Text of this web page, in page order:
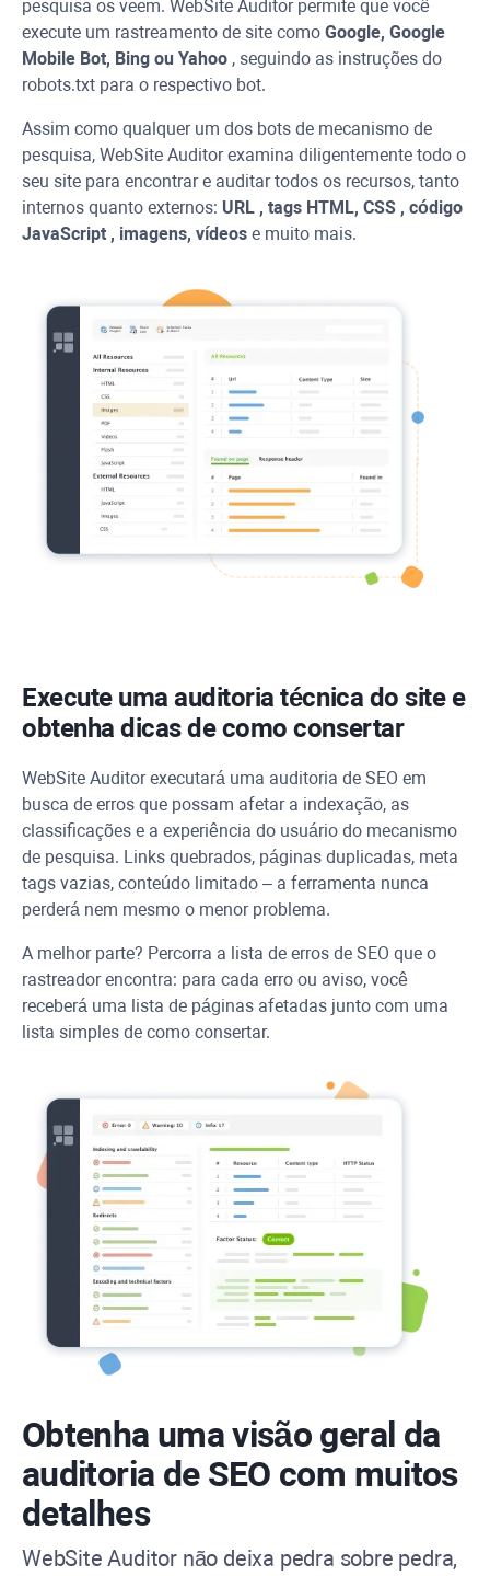
pesquisa os veem. WebSite Auditorpermite que você
execute um rastreamento de site como Google, Google
Mobile Bot, Bing ou Yahoo , seguindo as instruções do
robots.txt para o respectivo bot.
Assim como qualquer um dos bots de mecanismo de
pesquisa, WebSite Auditorexamina diligentemente todo o
seu site para encontrar e auditar todos os recursos, tanto
internos quanto externos: URL , tags HTML, CSS , código
JavaScript , imagens, vídeos e muito mais.
Execute uma auditoria técnica do site e
obtenha dicas de como consertar
WebSite Auditorexecutará uma auditoria de SEO em
busca de erros que possam afetar a indexação, as
classificações e a experiência do usuário do mecanismo
de pesquisa. Links quebrados, páginas duplicadas, meta
tags vazias, conteúdo limitado – a ferramenta nunca
perderá nem mesmo o menor problema.
A melhor parte? Percorra a lista de erros de SEO que o
rastreador encontra: para cada erro ou aviso, você
receberá uma lista de páginas afetadas junto com uma
lista simples de como consertar.
Obtenha uma visão geral da
auditoria de SEO com muitos
detalhes
WebSite Auditor não deixa pedra sobre pedra,